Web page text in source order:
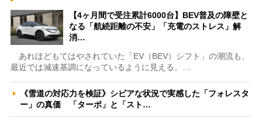
【4ヶ月間で受注累計6000台】BEV普及の障壁と
なる「航続距離の不安」「充電のストレス」解
消…
あれほどもてはやされていた「EV（BEV）シフト」の潮流も、
最近では減速基調になっているように見える。…
《雪道の対応力を検証》シビアな状況で実感した「フォレスタ
ー」の真価 「ターボ」と「スト…